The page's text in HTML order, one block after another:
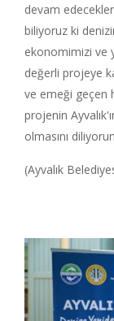
devam
biliyoruz ki
ekonomimizi ve
değerli projeye
ve emeği geçen
projenin
olmasını
(Ayvalık